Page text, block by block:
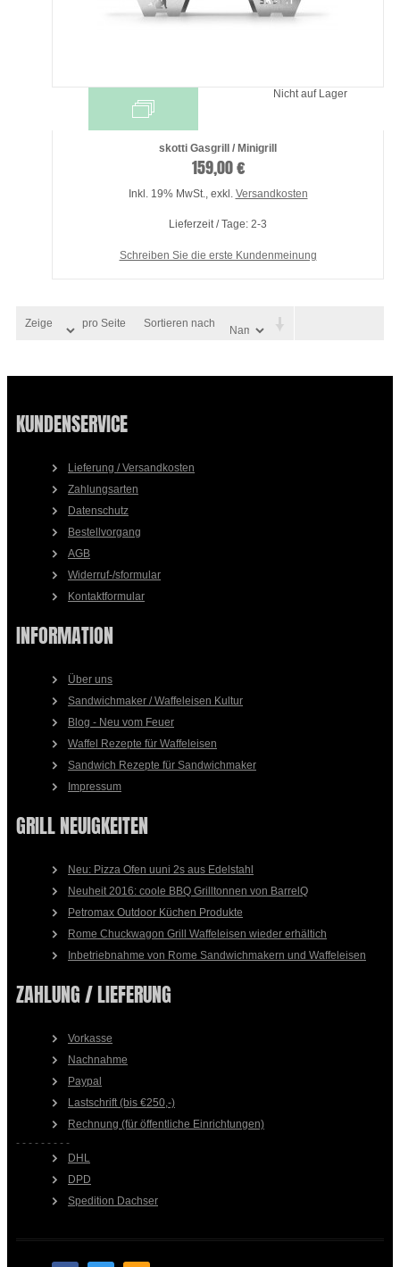
Nicht auf Lager
skotti Gasgrill / Minigrill
159,00 €
Inkl. 19% MwSt., exkl. Versandkosten
Lieferzeit / Tage: 2-3
Schreiben Sie die erste Kundenmeinung
Zeige pro Seite Sortieren nach
KUNDENSERVICE
Lieferung / Versandkosten
Zahlungsarten
Datenschutz
Bestellvorgang
AGB
Widerruf-/sformular
Kontaktformular
INFORMATION
Über uns
Sandwichmaker / Waffeleisen Kultur
Blog - Neu vom Feuer
Waffel Rezepte für Waffeleisen
Sandwich Rezepte für Sandwichmaker
Impressum
GRILL NEUIGKEITEN
Neu: Pizza Ofen uuni 2s aus Edelstahl
Neuheit 2016: coole BBQ Grilltonnen von BarrelQ
Petromax Outdoor Küchen Produkte
Rome Chuckwagon Grill Waffeleisen wieder erhältich
Inbetriebnahme von Rome Sandwichmakern und Waffeleisen
ZAHLUNG / LIEFERUNG
Vorkasse
Nachnahme
Paypal
Lastschrift (bis €250,-)
Rechnung (für öffentliche Einrichtungen)
- - - - - - - - -
DHL
DPD
Spedition Dachser